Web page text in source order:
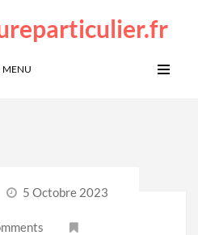
MENU
5 Octobre 2023